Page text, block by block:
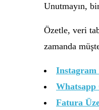
Unutmayın,
Özetle, veri
zamanda
Instagram
Fatura